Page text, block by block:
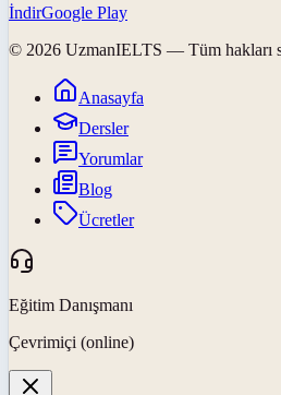
İndirGoogle Play
© 2026 UzmanIELTS — Tüm hakları
Anasayfa
Dersler
Yorumlar
Blog
Ücretler
Eğitim Danışmanı
Çevrimiçi (online)